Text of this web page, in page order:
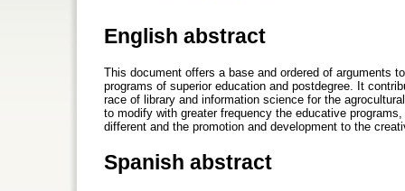
English abstract
This document offers a base and ordered of arguments
programs of superior education and postdegree. It
race of library and information science for the
to modify with greater frequency the educative
different and the promotion and development to the
Spanish abstract